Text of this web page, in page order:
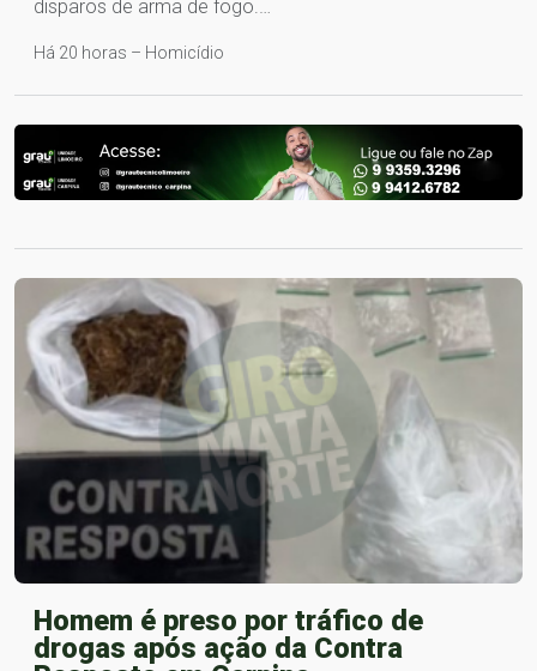
disparos de arma de fogo.…
Há 20 horas – Homicídio
Homem é preso por tráfico de
drogas após ação da Contra